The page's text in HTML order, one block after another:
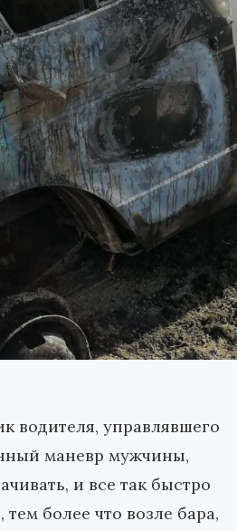
водителя, управлявшего
маневр мужчины,
и все так быстро
более что возле бара,